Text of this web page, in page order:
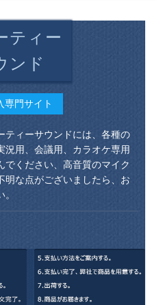
ティー
ンド
専門サイト
ティーサウンドには、各種の
況用、会議用、カラオケ専用
でください、高音質のマイク
明な点がございましたら、お